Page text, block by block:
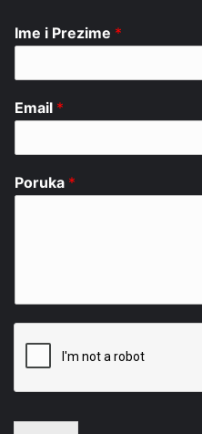
Ime i Prezime *
Email *
Poruka *